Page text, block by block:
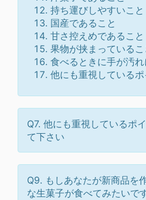
持ち運びしやすいこと
国産であること
甘さ控えめであること
果物が挟まっているこ
食べるときに手が汚れ
他にも重視している
Q7. 他にも重視しているポ
て下さい
Q9. もしあなたが新商品を
な生菓子が食べてみたいで